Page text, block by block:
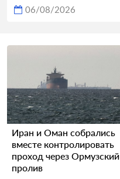
06/08/2026
Иран и Оман собрались
вместе контролировать
проход через Ормузский
пролив